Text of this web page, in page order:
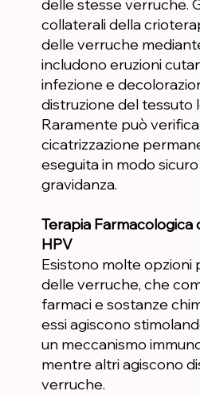
delle stesse verruche.
collaterali della
delle verruche
includono eruzioni
infezione e
distruzione del tessuto
Raramente può
cicatrizzazione
eseguita in modo
gravidanza.
Terapia Farmacologica
HPV
Esistono molte
delle verruche, che
farmaci e sostanze
essi agiscono
un meccanismo
mentre altri agiscono
verruche.